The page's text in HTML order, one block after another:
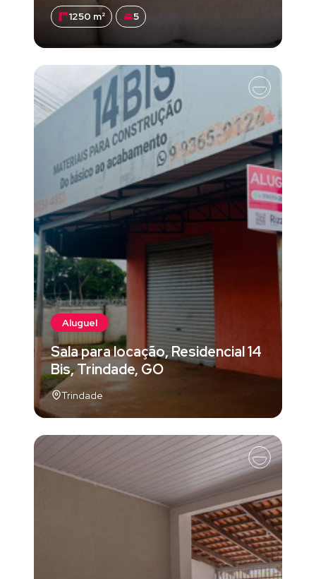
1250 m² 5
Aluguel
Sala para locação, Residencial 14
Bis, Trindade, GO
Trindade